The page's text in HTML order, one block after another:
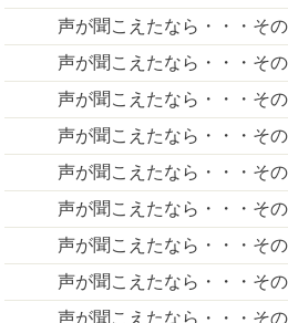
声が聞こえたなら・・・そ
声が聞こえたなら・・・そ
声が聞こえたなら・・・そ
声が聞こえたなら・・・そ
声が聞こえたなら・・・そ
声が聞こえたなら・・・そ
声が聞こえたなら・・・そ
声が聞こえたなら・・・そ
声が聞こえたなら・・・そ